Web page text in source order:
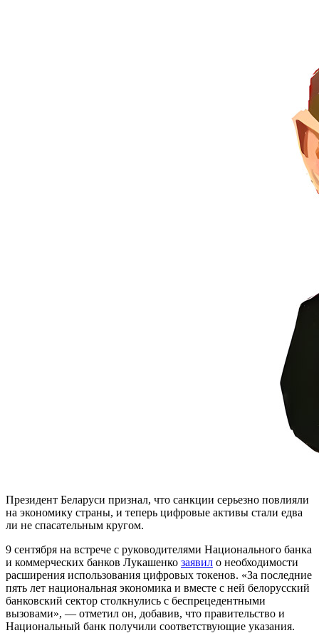
Президент Беларуси признал, что санкции серьезно повлияли
на экономику страны, и теперь цифровые активы стали едва
ли не спасательным кругом.
9 сентября на встрече с руководителями Национального банка
и коммерческих банков Лукашенко заявил о необходимости
расширения использования цифровых токенов. «За последние
пять лет национальная экономика и вместе с ней белорусский
банковский сектор столкнулись с беспрецедентными
вызовами», — отметил он, добавив, что правительство и
Национальный банк получили соответствующие указания.